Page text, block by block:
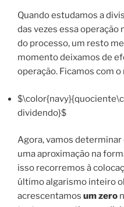
Quando estudamos a
das vezes essa operação
do processo, um resto
momento deixamos de
operação. Ficamos com
dividendo}$
Agora, vamos determinar
uma aproximação na
isso recorremos à
último algarismo inteiro
acrescentamos um zero